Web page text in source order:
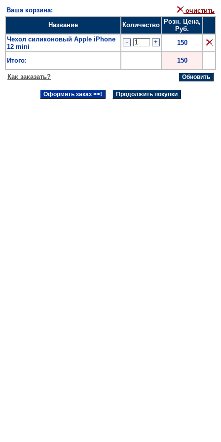
Ваша корзина:
очистить
Название
Количество
Розн. Цена,
Руб.
Чехол силиконовый Apple iPhone
12 mini
- + 150
Итого: 150
Как заказать?